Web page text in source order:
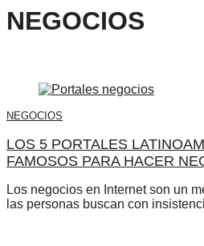
NEGOCIOS
NEGOCIOS
LOS 5 PORTALES
FAMOSOS PARA HACER
Los negocios en Internet son un
las personas buscan con